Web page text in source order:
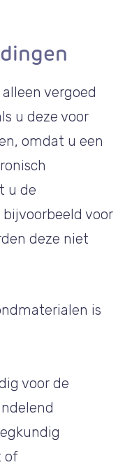
vergoed
u deze voor
omdat u een
u de
voor
deze niet
is
voor de
of